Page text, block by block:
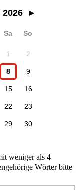
2026 ▸
Sa So
1 2
8 9
15 16
22 23
29 30
weniger als 4
Wörter bitte